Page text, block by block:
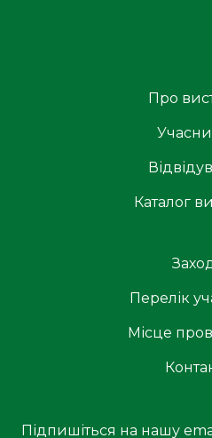
Про
Каталог
Перелік
Місце
Підпишіться на нашу